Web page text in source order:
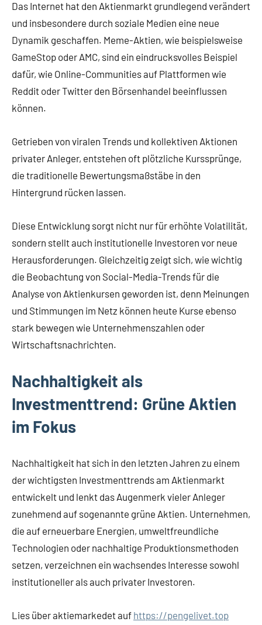
Das Internet hat den Aktienmarkt grundlegend verändert
und insbesondere durch soziale Medien eine neue
Dynamik geschaffen. Meme-Aktien, wie beispielsweise
GameStop oder AMC, sind ein eindrucksvolles Beispiel
dafür, wie Online-Communities auf Plattformen wie
Reddit oder Twitter den Börsenhandel beeinflussen
können.
Getrieben von viralen Trends und kollektiven Aktionen
privater Anleger, entstehen oft plötzliche Kurssprünge,
die traditionelle Bewertungsmaßstäbe in den
Hintergrund rücken lassen.
Diese Entwicklung sorgt nicht nur für erhöhte Volatilität,
sondern stellt auch institutionelle Investoren vor neue
Herausforderungen. Gleichzeitig zeigt sich, wie wichtig
die Beobachtung von Social-Media-Trends für die
Analyse von Aktienkursen geworden ist, denn Meinungen
und Stimmungen im Netz können heute Kurse ebenso
stark bewegen wie Unternehmenszahlen oder
Wirtschaftsnachrichten.
Nachhaltigkeit als
Investmenttrend: Grüne Aktien
im Fokus
Nachhaltigkeit hat sich in den letzten Jahren zu einem
der wichtigsten Investmenttrends am Aktienmarkt
entwickelt und lenkt das Augenmerk vieler Anleger
zunehmend auf sogenannte grüne Aktien. Unternehmen,
die auf erneuerbare Energien, umweltfreundliche
Technologien oder nachhaltige Produktionsmethoden
setzen, verzeichnen ein wachsendes Interesse sowohl
institutioneller als auch privater Investoren.
Lies über aktiemarkedet auf https://pengelivet.top